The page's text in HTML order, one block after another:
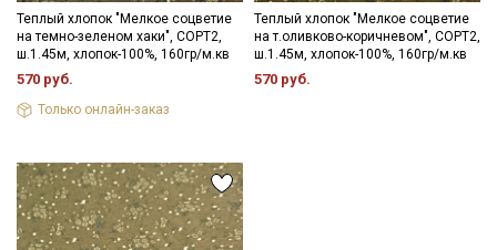
Теплый хлопок "Мелкое соцветие
на темно-зеленом хаки", СОРТ2,
ш.1.45м, хлопок-100%, 160гр/м.кв
570 руб.
Только онлайн-заказ
Теплый хлопок "Мелкое соцветие
на т.оливково-коричневом", СОРТ2,
ш.1.45м, хлопок-100%, 160гр/м.кв
570 руб.